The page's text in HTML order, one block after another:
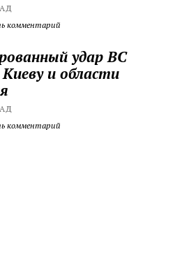
комментарий
удар ВС
и области
комментарий